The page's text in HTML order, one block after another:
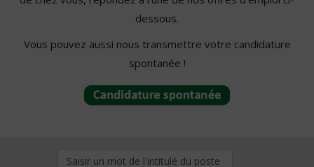
dessous.
Vous pouvez aussi nous transmettre votre candidature
spontanée !